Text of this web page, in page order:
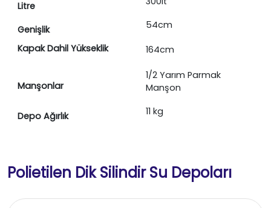
Litre
Genişlik
54cm
Kapak Dahil Yükseklik 164cm
Manşonlar
1/2 Yarım Parmak
Manşon
Depo Ağırlık 11 kg
Polietilen Dik Silindir Su Depoları